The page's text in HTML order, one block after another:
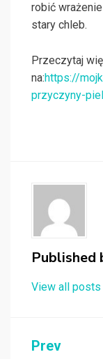
robić
stary chleb.
Przeczytaj
na:https://
przyczyny-
Published
View all posts
Nawigacja
Prev